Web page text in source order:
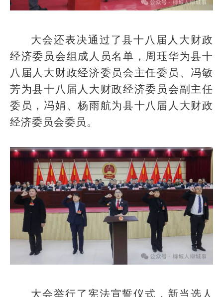
大会还表决通过了县十八届人大财政
经济委员会组成人员名单，周珏华为县十
八届人大财政经济委员会主任委员、冯敏
芳为县十八届人大财政经济委员会副主任
委员，冯娟、杨雨航为县十八届人大财政
经济委员会委员。
大会举行了宪法宣誓仪式，新当选人